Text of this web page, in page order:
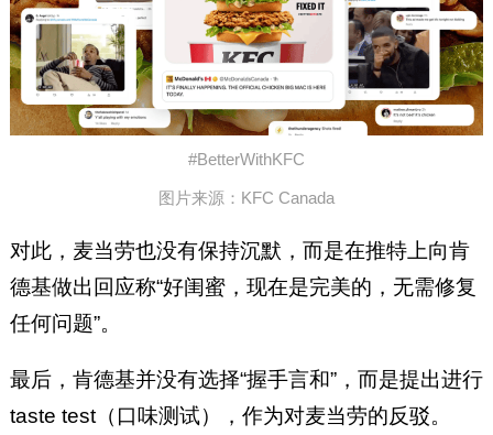
#BetterWithKFC
图片来源：KFC Canada
对此，麦当劳也没有保持沉默，而是在推特上向肯
德基做出回应称“好闺蜜，现在是完美的，无需修复
任何问题”。
最后，肯德基并没有选择“握手言和”，而是提出进行
taste test（口味测试），作为对麦当劳的反驳。